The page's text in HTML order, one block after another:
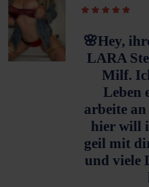
🌸Hey,
LARA
Milf.
Leben
arbeite
hier will
geil mit
und viele